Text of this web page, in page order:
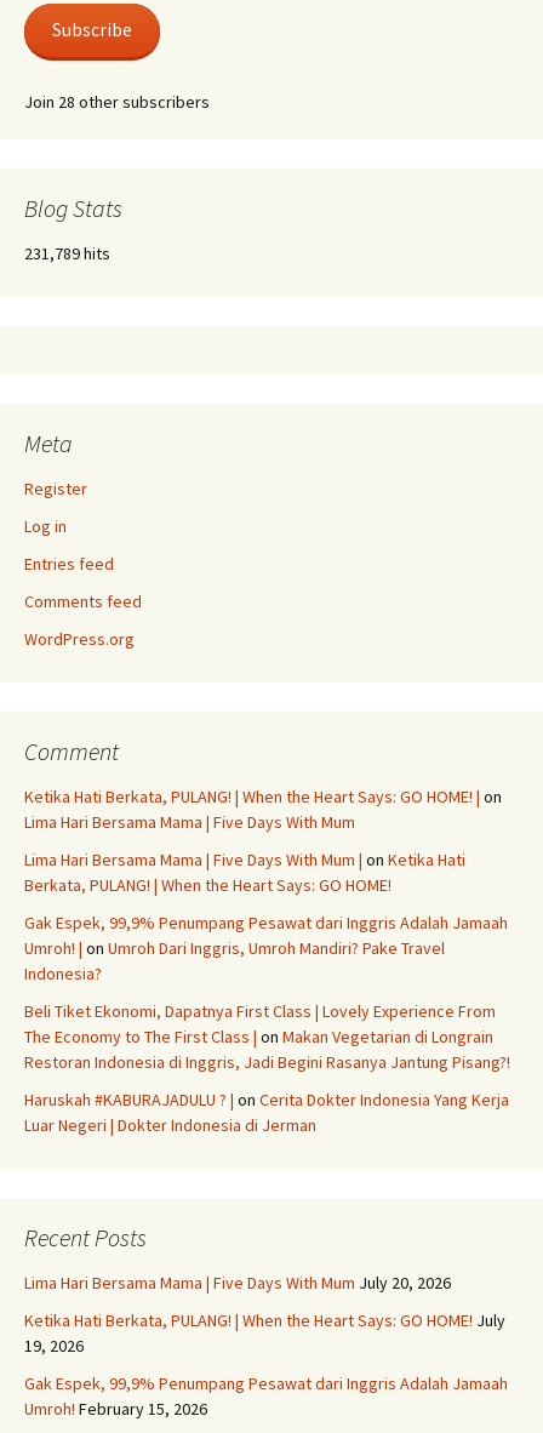
Subscribe
Join 28 other subscribers
Blog Stats
231,789 hits
Meta
Register
Log in
Entries feed
Comments feed
WordPress.org
Comment
Ketika Hati Berkata, PULANG! | When the Heart Says: GO HOME! | on
Lima Hari Bersama Mama | Five Days With Mum
Lima Hari Bersama Mama | Five Days With Mum | on Ketika Hati
Berkata, PULANG! | When the Heart Says: GO HOME!
Gak Espek, 99,9% Penumpang Pesawat dari Inggris Adalah Jamaah
Umroh! | on Umroh Dari Inggris, Umroh Mandiri? Pake Travel
Indonesia?
Beli Tiket Ekonomi, Dapatnya First Class | Lovely Experience From
The Economy to The First Class | on Makan Vegetarian di Longrain
Restoran Indonesia di Inggris, Jadi Begini Rasanya Jantung Pisang?!
Haruskah #KABURAJADULU ? | on Cerita Dokter Indonesia Yang Kerja
Luar Negeri | Dokter Indonesia di Jerman
Recent Posts
Lima Hari Bersama Mama | Five Days With Mum July 20, 2026
Ketika Hati Berkata, PULANG! | When the Heart Says: GO HOME! July
19, 2026
Gak Espek, 99,9% Penumpang Pesawat dari Inggris Adalah Jamaah
Umroh! February 15, 2026